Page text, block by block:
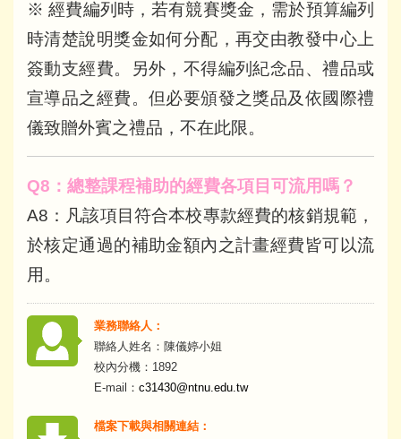
※ 經費編列時，若有競賽獎金，需於預算編列
時清楚說明獎金如何分配，再交由教發中心上
簽動支經費。另外，不得編列紀念品、禮品或
宣導品之經費。但必要頒發之獎品及依國際禮
儀致贈外賓之禮品，不在此限。
Q8 ：總整課程補助的經費各項目可流用嗎？
A8：凡該項目符合本校專款經費的核銷規範，
於核定通過的補助金額內之計畫經費皆可以流
用。
業務聯絡人：
聯絡人姓名：陳儀婷小姐
校內分機：1892
E-mail： c31430@ntnu.edu.tw
檔案下載與相關連結：